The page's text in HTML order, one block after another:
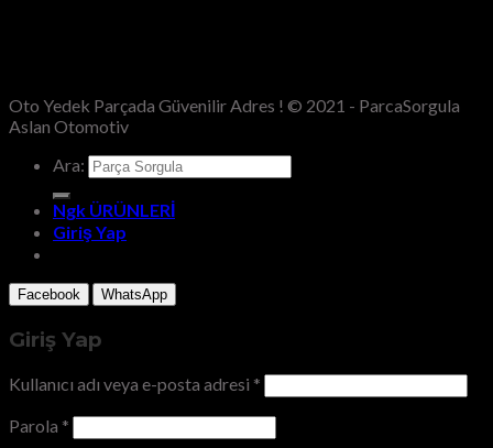
Oto Yedek Parçada Güvenilir Adres ! © 2021 - ParcaSorgula
Aslan Otomotiv
Ara:
Ngk ÜRÜNLERİ
Giriş Yap
Facebook WhatsApp
Giriş Yap
Kullanıcı adı veya e-posta adresi *
Parola *